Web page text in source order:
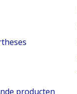
producten